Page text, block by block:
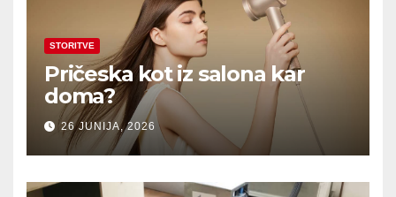
STORITVE
Pričeska kot iz salona kar
doma?
26 JUNIJA, 2026